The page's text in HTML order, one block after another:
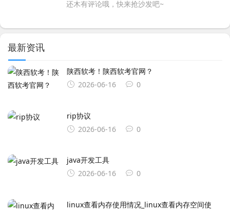
还木有评论哦，快来抢沙发吧~
最新资讯
陕西软考！陕西软考官网？
2026-06-16
0
rip协议
2026-06-16
0
java开发工具
2026-06-16
0
linux查看内存使用情况_linux查看内存空间使